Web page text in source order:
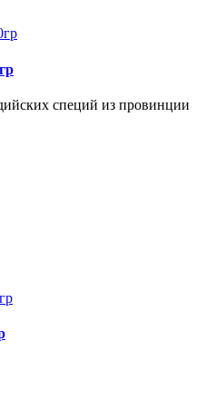
специй из провинции